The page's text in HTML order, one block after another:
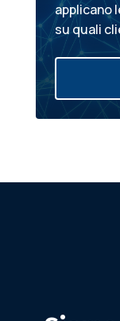
applicano
su quali